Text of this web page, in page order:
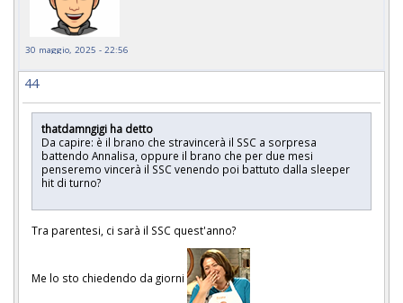
30 maggio, 2025 - 22:56
44
thatdamngigi ha detto
Da capire: è il brano che stravincerà il SSC a sorpresa
battendo Annalisa, oppure il brano che per due mesi
penseremo vincerà il SSC venendo poi battuto dalla sleeper
hit di turno?
Tra parentesi, ci sarà il SSC quest'anno?
Me lo sto chiedendo da giorni